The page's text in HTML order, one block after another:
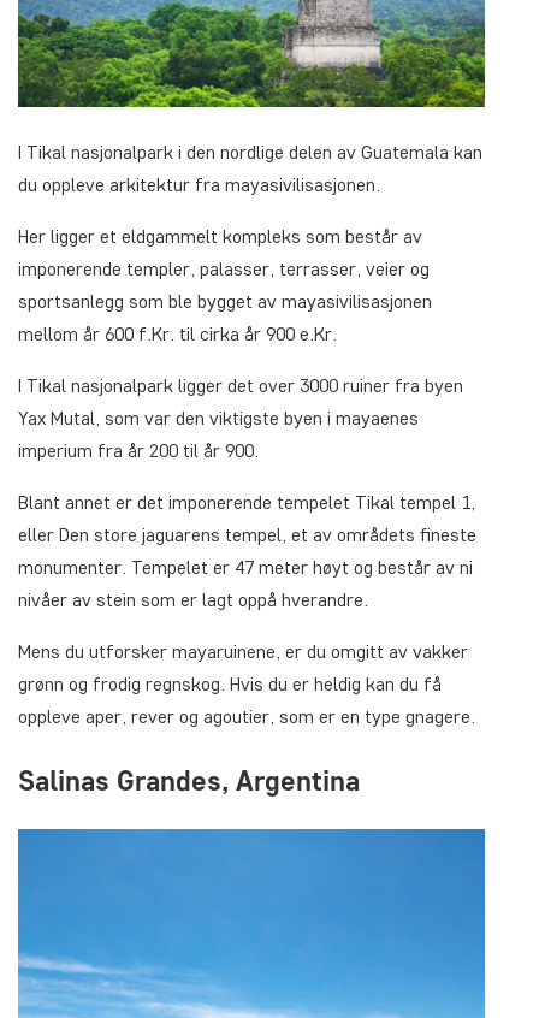
I Tikal nasjonalpark i den nordlige delen av Guatemala kan
du oppleve arkitektur fra mayasivilisasjonen.
Her ligger et eldgammelt kompleks som består av
imponerende templer, palasser, terrasser, veier og
sportsanlegg som ble bygget av mayasivilisasjonen
mellom år 600 f.Kr. til cirka år 900 e.Kr.
I Tikal nasjonalpark ligger det over 3000 ruiner fra byen
Yax Mutal, som var den viktigste byen i mayaenes
imperium fra år 200 til år 900.
Blant annet er det imponerende tempelet Tikal tempel 1,
eller Den store jaguarens tempel, et av områdets fineste
monumenter. Tempelet er 47 meter høyt og består av ni
nivåer av stein som er lagt oppå hverandre.
Mens du utforsker mayaruinene, er du omgitt av vakker
grønn og frodig regnskog. Hvis du er heldig kan du få
oppleve aper, rever og agoutier, som er en type gnagere.
Salinas Grandes, Argentina